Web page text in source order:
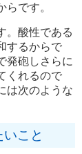
です。
。酸性である
するからで
発砲しさらに
くれるので
は次のような
こと